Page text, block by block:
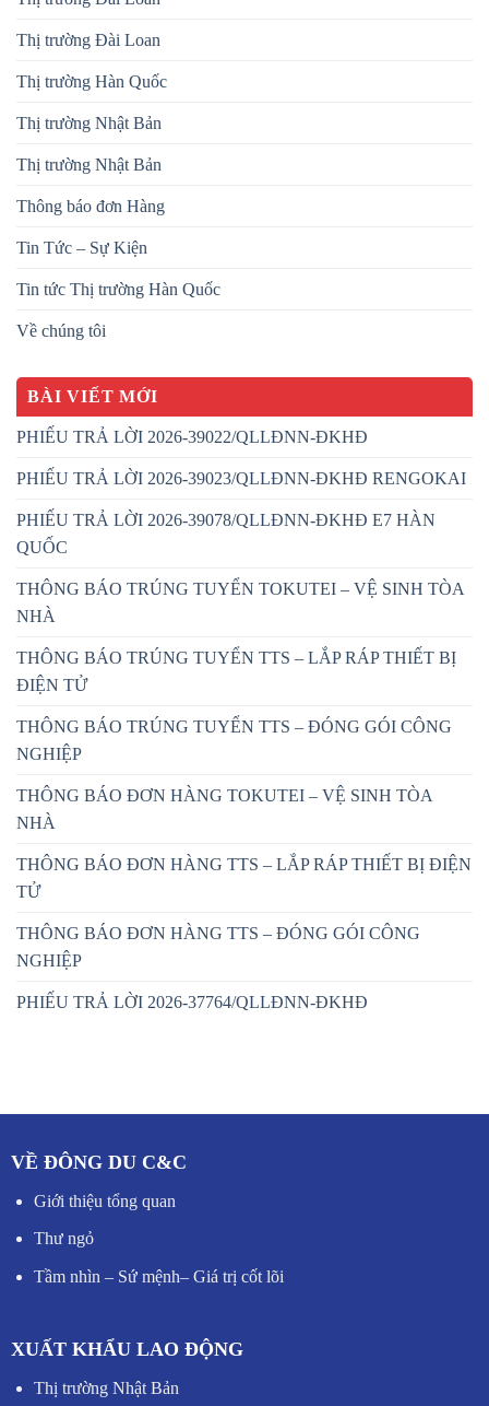
Thị trường Đài Loan
Thị trường Hàn Quốc
Thị trường Nhật Bản
Thị trường Nhật Bản
Thông báo đơn Hàng
Tin Tức – Sự Kiện
Tin tức Thị trường Hàn Quốc
Về chúng tôi
BÀI VIẾT MỚI
PHIẾU TRẢ LỜI 2026-39022/QLLĐNN-ĐKHĐ
PHIẾU TRẢ LỜI 2026-39023/QLLĐNN-ĐKHĐ RENGOKAI
PHIẾU TRẢ LỜI 2026-39078/QLLĐNN-ĐKHĐ E7 HÀN
QUỐC
THÔNG BÁO TRÚNG TUYỂN TOKUTEI – VỆ SINH TÒA
NHÀ
THÔNG BÁO TRÚNG TUYỂN TTS – LẮP RÁP THIẾT BỊ
ĐIỆN TỬ
THÔNG BÁO TRÚNG TUYỂN TTS – ĐÓNG GÓI CÔNG
NGHIỆP
THÔNG BÁO ĐƠN HÀNG TOKUTEI – VỆ SINH TÒA
NHÀ
THÔNG BÁO ĐƠN HÀNG TTS – LẮP RÁP THIẾT BỊ ĐIỆN
TỬ
THÔNG BÁO ĐƠN HÀNG TTS – ĐÓNG GÓI CÔNG
NGHIỆP
PHIẾU TRẢ LỜI 2026-37764/QLLĐNN-ĐKHĐ
VỀ ĐÔNG DU C&C
Giới thiệu tổng quan
Thư ngỏ
Tầm nhìn – Sứ mệnh–Giá trị cốt lõi
XUẤT KHẨU LAO ĐỘNG
Thị trường Nhật Bản